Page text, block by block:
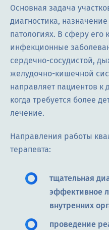
Основная задача
диагностика,
патологиях. В сферу его
инфекционные
сердечно-сосудистой,
желудочно-кишечной
направляет пациентов к
когда требуется более
лечение.
Направления работы
терапевта:
тщательная
эффективное
внутренних
проведение